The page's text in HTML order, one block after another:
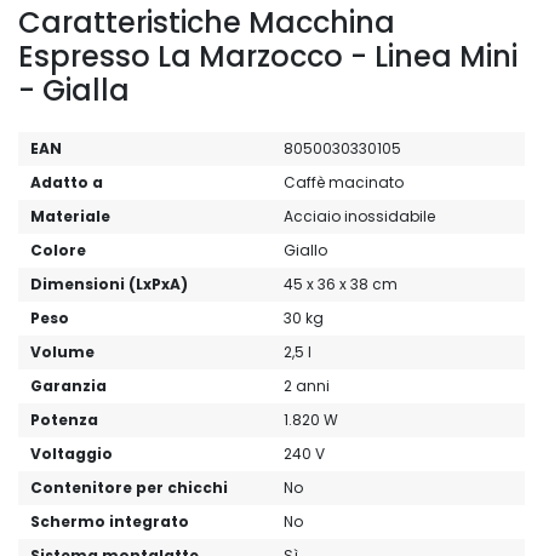
Caratteristiche Macchina
Espresso La Marzocco - Linea Mini
- Gialla
EAN
8050030330105
Adatto a
Caffè macinato
Materiale
Acciaio inossidabile
Colore
Giallo
Dimensioni (LxPxA)
45 x 36 x 38 cm
Peso
30 kg
Volume
2,5 l
Garanzia
2 anni
Potenza
1.820 W
Voltaggio
240 V
Contenitore per chicchi
No
Schermo integrato
No